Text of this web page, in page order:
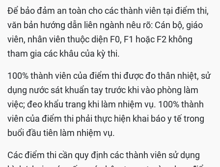
Để bảo đảm an toàn cho các thành viên tại điểm thi,
văn bản hướng dẫn liên ngành nêu rõ: Cán bộ, giáo
viên, nhân viên thuộc diện F0, F1 hoặc F2 không
tham gia các khâu của kỳ thi.
100% thành viên của điểm thi được đo thân nhiệt, sử
dụng nước sát khuẩn tay trước khi vào phòng làm
việc; đeo khẩu trang khi làm nhiệm vụ. 100% thành
viên của điểm thi phải thực hiện khai báo y tế trong
buổi đầu tiên làm nhiệm vụ.
Các điểm thi cần quy định các thành viên sử dụng